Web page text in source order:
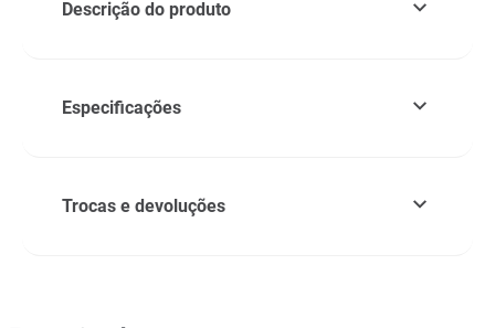
Descrição do produto
Especificações
Trocas e devoluções